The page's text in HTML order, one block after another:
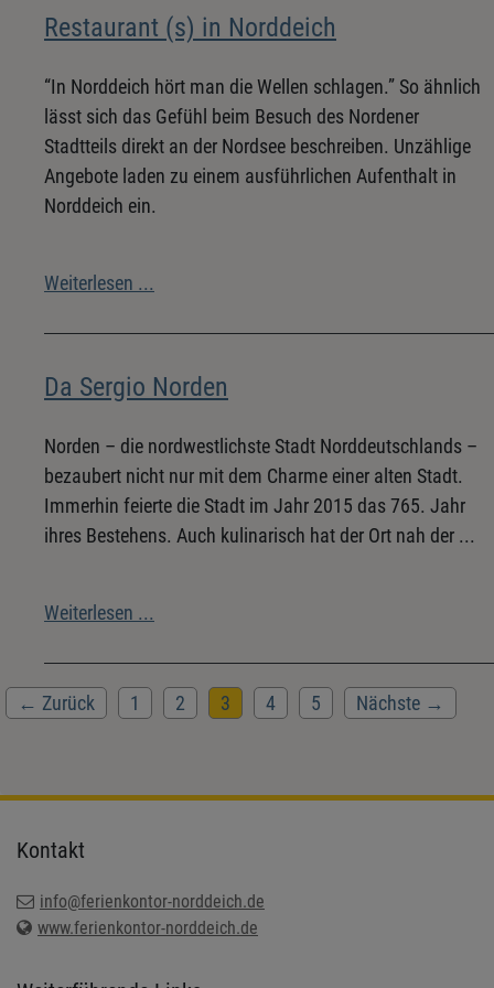
Restaurant (s) in Norddeich
“In Norddeich hört man die Wellen schlagen.” So ähnlich
lässt sich das Gefühl beim Besuch des Nordener
Stadtteils direkt an der Nordsee beschreiben. Unzählige
Angebote laden zu einem ausführlichen Aufenthalt in
Norddeich ein.
Weiterlesen ...
Da Sergio Norden
Norden – die nordwestlichste Stadt Norddeutschlands –
bezaubert nicht nur mit dem Charme einer alten Stadt.
Immerhin feierte die Stadt im Jahr 2015 das 765. Jahr
ihres Bestehens. Auch kulinarisch hat der Ort nah der ...
Weiterlesen ...
← Zurück 1 2 3 4 5 Nächste →
Kontakt
info@ferienkontor-norddeich.de
www.ferienkontor-norddeich.de